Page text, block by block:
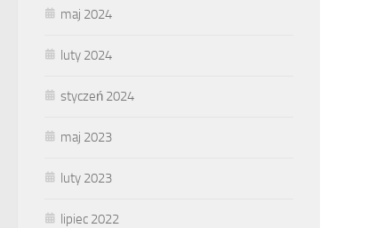
maj 2024
luty 2024
styczeń 2024
maj 2023
luty 2023
lipiec 2022